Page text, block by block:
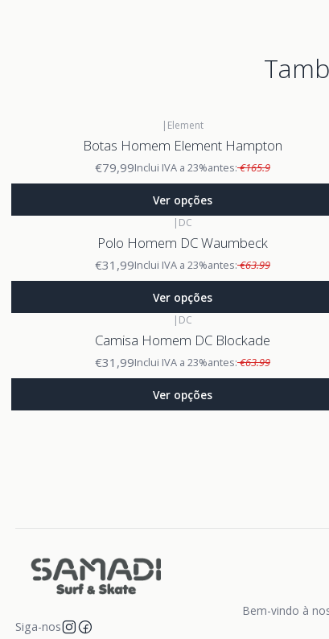
| Element
Botas Homem Element Hampton
€79,99Inclui IVA a 23%antes:€165.9
Ver opções
| DC
Polo Homem DC Waumbeck
€31,99Inclui IVA a 23%antes:€63.99
Ver opções
| DC
Camisa Homem DC Blockade
€31,99Inclui IVA a 23%antes:€63.99
Ver opções
Bem-vindo à
Siga-nos